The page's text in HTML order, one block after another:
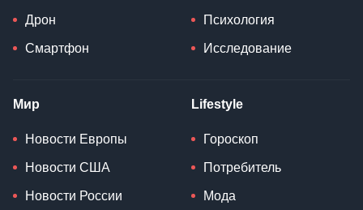
Дрон
Смартфон
Психология
Исследование
Мир
Новости Европы
Новости США
Новости России
Lifestyle
Гороскоп
Потребитель
Мода